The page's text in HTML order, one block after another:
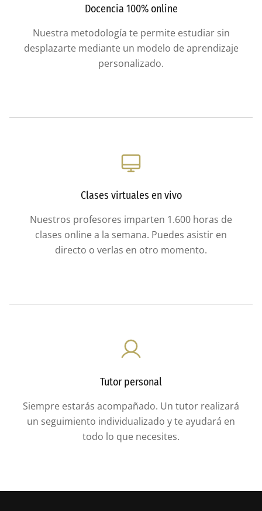
Docencia 100% online
Nuestra metodología te permite estudiar sin
desplazarte mediante un modelo de aprendizaje
personalizado.
Clases virtuales en vivo
Nuestros profesores imparten 1.600 horas de
clases online a la semana. Puedes asistir en
directo o verlas en otro momento.
Tutor personal
Siempre estarás acompañado. Un tutor realizará
un seguimiento individualizado y te ayudará en
todo lo que necesites.